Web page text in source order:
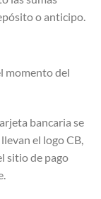
o anticipo.
momento del
bancaria se
el logo CB,
sitio de pago